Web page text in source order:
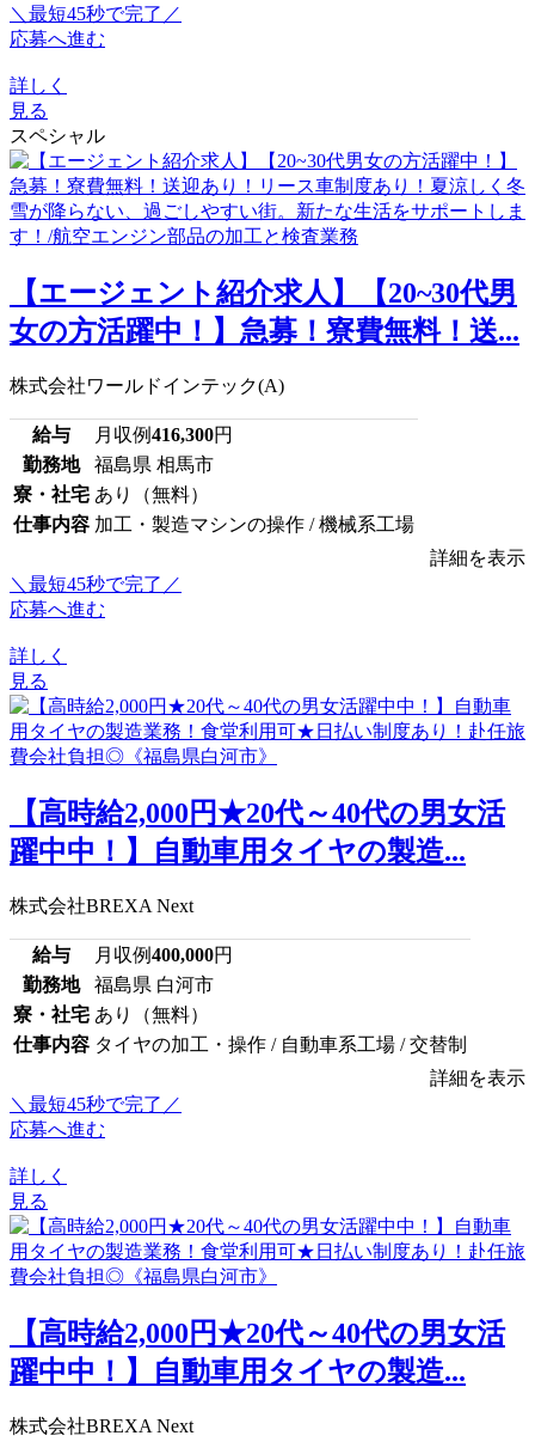
＼最短45秒で完了／
応募へ進む
詳しく
見る
スペシャル
【エージェント紹介求人】【20~30代男
女の方活躍中！】急募！寮費無料！送...
株式会社ワールドインテック(A)
給与 月収例416,300円
勤務地
福島県 相馬市
寮・社宅 あり（無料）
仕事内容 加工・製造マシンの操作 / 機械系工場
詳細を表示
＼最短45秒で完了／
応募へ進む
詳しく
見る
【高時給2,000円★20代～40代の男女活
躍中中！】自動車用タイヤの製造...
株式会社BREXA Next
給与 月収例400,000円
勤務地
福島県 白河市
寮・社宅 あり（無料）
仕事内容 タイヤの加工・操作 / 自動車系工場 / 交替制
詳細を表示
＼最短45秒で完了／
応募へ進む
詳しく
見る
【高時給2,000円★20代～40代の男女活
躍中中！】自動車用タイヤの製造...
株式会社BREXA Next